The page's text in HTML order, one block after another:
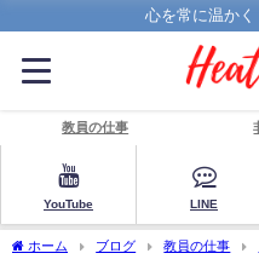
心を常に温かく
教員の仕事
YouTube LINE
ホーム ブログ 教員の仕事